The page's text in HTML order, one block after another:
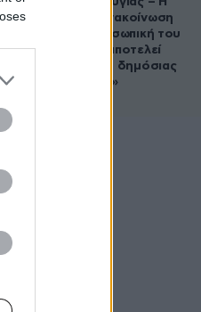
αυστηρή ανακοίνωση
για την προσωπική του
ζωή: «Δεν αποτελεί
αντικείμενο δημόσιας
συζήτησης»